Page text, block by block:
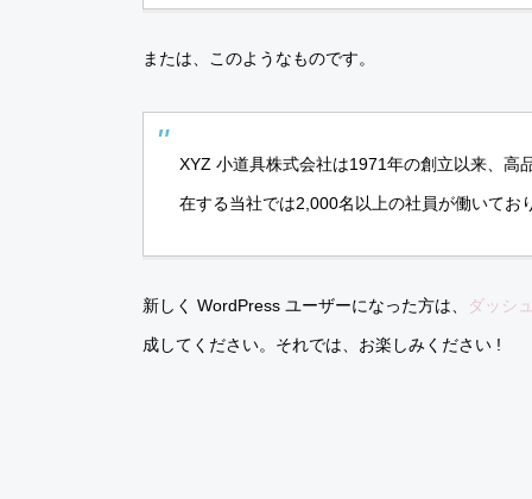
または、このようなものです。
XYZ 小道具株式会社は1971年の創立以来、高
在する当社では2,000名以上の社員が働いてお
新しく WordPress ユーザーになった方は、 ダッシ
成してください。それでは、お楽しみください !